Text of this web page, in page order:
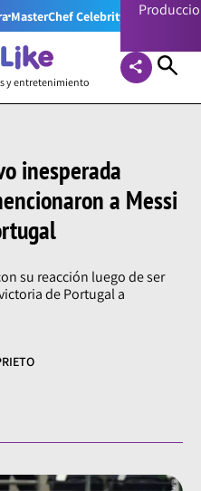
MasterChef Celebrity Colombia
y entretenimiento
inesperada
a Messi
su reacción luego de ser
de Portugal a